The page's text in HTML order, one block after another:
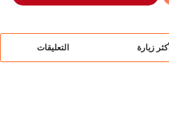
زيارة التعليقات